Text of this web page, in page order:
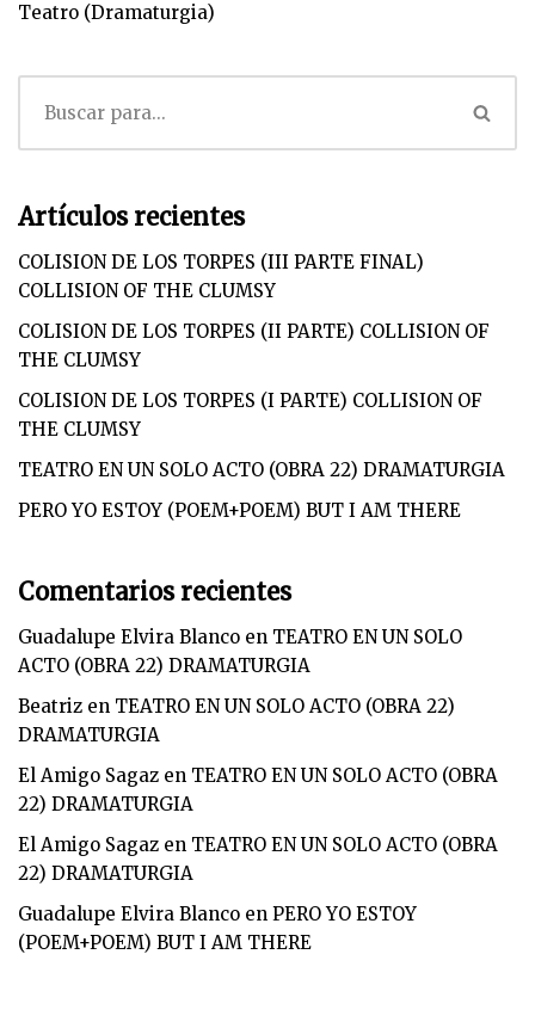
Teatro (Dramaturgia)
Artículos recientes
COLISION DE LOS TORPES (III PARTE FINAL)
COLLISION OF THE CLUMSY
COLISION DE LOS TORPES (II PARTE) COLLISION OF
THE CLUMSY
COLISION DE LOS TORPES (I PARTE) COLLISION OF
THE CLUMSY
TEATRO EN UN SOLO ACTO (OBRA 22) DRAMATURGIA
PERO YO ESTOY (POEM+POEM) BUT I AM THERE
Comentarios recientes
Guadalupe Elvira Blanco en TEATRO EN UN SOLO
ACTO (OBRA 22) DRAMATURGIA
Beatriz en TEATRO EN UN SOLO ACTO (OBRA 22)
DRAMATURGIA
El Amigo Sagaz en TEATRO EN UN SOLO ACTO (OBRA
22) DRAMATURGIA
El Amigo Sagaz en TEATRO EN UN SOLO ACTO (OBRA
22) DRAMATURGIA
Guadalupe Elvira Blanco en PERO YO ESTOY
(POEM+POEM) BUT I AM THERE